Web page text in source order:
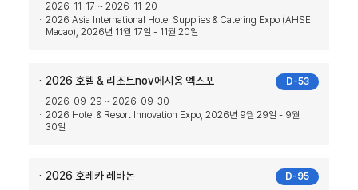
2026-11-17 ~ 2026-11-20
2026 Asia International Hotel Supplies & Catering Expo (AHSE
Macao), 2026년 11월 17일 - 11월 20일
D-53
2026 호텔 & 리조트nov에시옹 엑스포
2026-09-29 ~ 2026-09-30
2026 Hotel & Resort Innovation Expo, 2026년 9월 29일 - 9월
30일
D-95
2026 호레카 레바논